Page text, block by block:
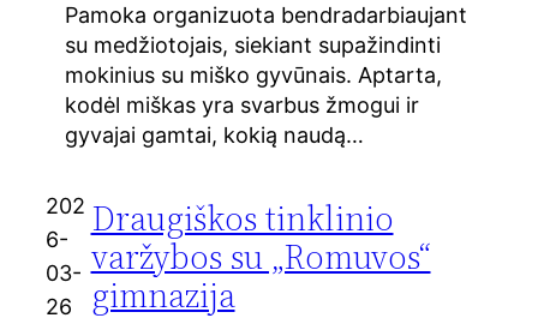
Pamoka organizuota bendradarbiaujant
su medžiotojais, siekiant supažindinti
mokinius su miško gyvūnais. Aptarta,
kodėl miškas yra svarbus žmogui ir
gyvajai gamtai, kokią naudą…
202
6-
03-
26
Draugiškos tinklinio
varžybos su „Romuvos“
gimnazija